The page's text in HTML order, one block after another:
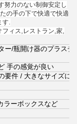
努力のない制御安定し
の手の下で快適で快適
す.
ィス,レストラン,家,
ー/瓶開け器のプラス
手の感覚が良い
要件 / 大きなサイズに
ラーボックスなど